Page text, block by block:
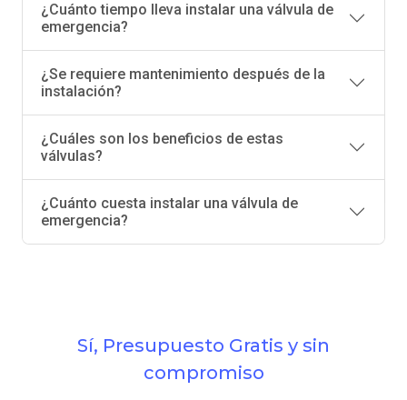
¿Cuánto tiempo lleva instalar una válvula de
emergencia?
¿Se requiere mantenimiento después de la
instalación?
¿Cuáles son los beneficios de estas
válvulas?
¿Cuánto cuesta instalar una válvula de
emergencia?
Sí, Presupuesto Gratis y sin
compromiso